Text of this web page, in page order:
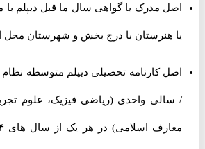
اصل مدرک یا گواهی سال ما قبل دیپلم با مهر
یا هنرستان با درج بخش و شهرستان محل
اصل کارنامه تحصیلی دیپلم متوسطه نظام
/ سالی واحدی (ریاضی فیزیک، علوم تجربی،